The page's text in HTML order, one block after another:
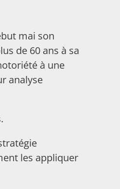
mai son
de 60 ans à sa
à une
analyse
les appliquer